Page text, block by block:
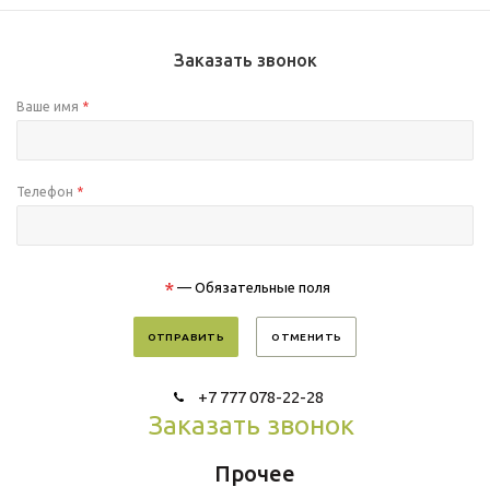
Заказать звонок
Ваше имя *
Телефон *
*— Обязательные поля
ОТМЕНИТЬ
+7 777 078-22-28
Заказать звонок
Прочее